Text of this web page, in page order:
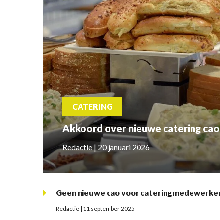
CATERING
Akkoord over nieuwe catering cao
Redactie | 20 januari 2026
Geen nieuwe cao voor
Redactie | 11 september 2025